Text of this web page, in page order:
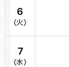
6
(火)
7
(水)